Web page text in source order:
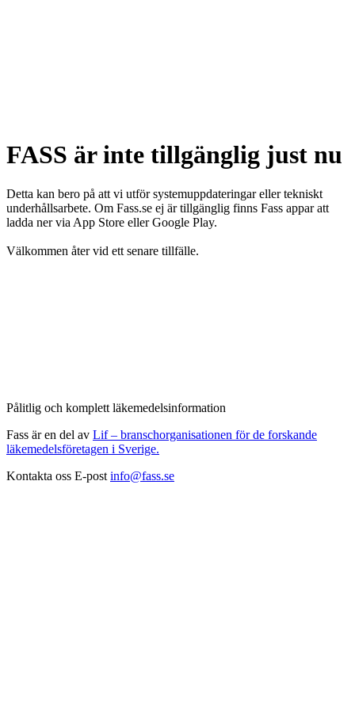
FASS är inte tillgänglig just nu
Detta kan bero på att vi utför systemuppdateringar eller tekniskt
underhållsarbete. Om Fass.se ej är tillgänglig finns Fass appar att
ladda ner via App Store eller Google Play.
Välkommen åter vid ett senare tillfälle.
Pålitlig och komplett läkemedelsinformation
Fass är en del av Lif – branschorganisationen för de forskande
läkemedelsföretagen i Sverige.
Kontakta oss E-post info@fass.se